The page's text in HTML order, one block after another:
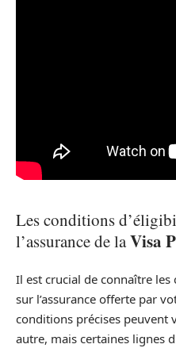
Les conditions
l’assurance de laVisa
Il est crucial de connaître
sur l’assurance offerte par
conditions précises peuvent
autre, mais certaines lignes